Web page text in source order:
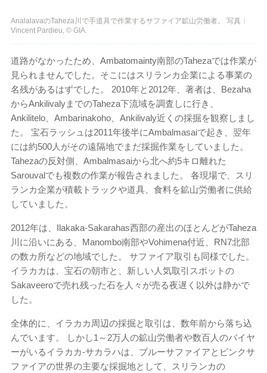
AnalalavaのTaheza川で手道具で作業するサファイア鉱山労働者。 写真：
Vincent Pardieu, © GIA.
道路がなかったため、Ambatomainty南部のTahezaでは作業が
見られませんでした。そこにはスリランカ企業による事業の
名残があるはずでした。 2010年と2012年、著者は、Bezaha
からAnkilivalyまでのTaheza下流域を調査しに行き、
Ankilitelo、Ambarinakoho、Ankilivaly近くの採掘を観察しまし
た。 宝石ラッシュは2011年後半にAmbalmasaiで起き、翌年
には約500人がその遠隔地でまだ採掘作業をしていました。
Tahezaの反対側、Ambalmasaiから北へ約5キロ離れた
Sarouvalでも複数の作業が報告されました。 各現場で、スリ
ランカ企業が積載トラックや道具、食料を鉱山労働者に供給
していました。
2012年は、Ilakaka-Sakarahas西部の産出のほとんどがTaheza
川に沿いにある、Manom​​bo南部やVohimena付近、RN7北部
の数カ所などの地域でした。 サファイア取引も同様でした。
イラカカは、宝石の朝市と、新しい人気取引スポットの
Sakaveeroで売れ残った石を人々が売る夜遅く以外は静かで
した。
全体的に、イラカカ周辺の採掘と取引は、数年前から落ち込
んでいます。 しかし1～2万人の鉱山労働者や数百人のバイヤ
ーがいるイラカカ-サカラハは、ブルーサファイアとピンクサ
ファイアの世界の主要な採掘地として、スリランカの